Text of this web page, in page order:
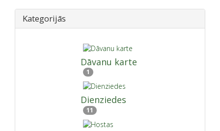
Kategorijās
Dāvanu karte
1
Dienziedes
11